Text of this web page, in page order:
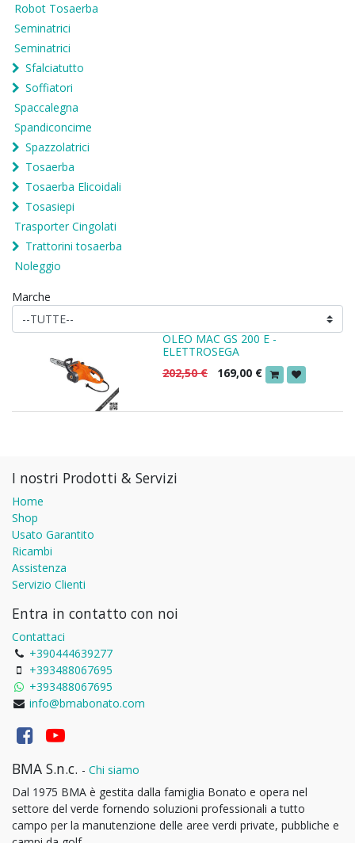
Robot Tosaerba
Seminatrici
Seminatrici
Sfalciatutto
Soffiatori
Spaccalegna
Spandiconcime
Spazzolatrici
Tosaerba
Tosaerba Elicoidali
Tosasiepi
Trasporter Cingolati
Trattorini tosaerba
Noleggio
Marche
OLEO MAC GS 200 E -
ELETTROSEGA
202,50€ 169,00 €
I nostri Prodotti & Servizi
Home
Shop
Usato Garantito
Ricambi
Assistenza
Servizio Clienti
Entra in contatto con noi
Contattaci
+390444639277
+393488067695
+393488067695
info@bmabonato.com
BMA S.n.c. - Chi siamo
Dal 1975 BMA è gestita dalla famiglia Bonato e opera nel
settore del verde fornendo soluzioni professionali a tutto
campo per la manutenzione delle aree verdi private, pubbliche e